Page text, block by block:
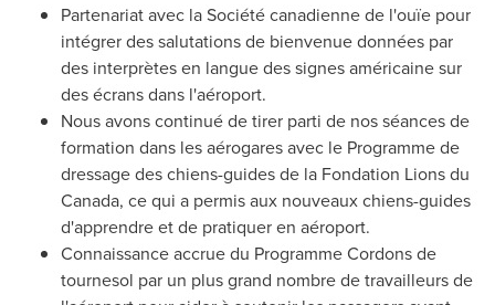
Partenariat avec la Société canadienne de l'ouïe pour
intégrer des salutations de bienvenue données par
des interprètes en langue des signes américaine sur
des écrans dans l'aéroport.
Nous avons continué de tirer parti de nos séances de
formation dans les aérogares avec le Programme de
dressage des chiens-guides de la Fondation Lions du
Canada, ce qui a permis aux nouveaux chiens-guides
d'apprendre et de pratiquer en aéroport.
Connaissance accrue du Programme Cordons de
tournesol par un plus grand nombre de travailleurs de